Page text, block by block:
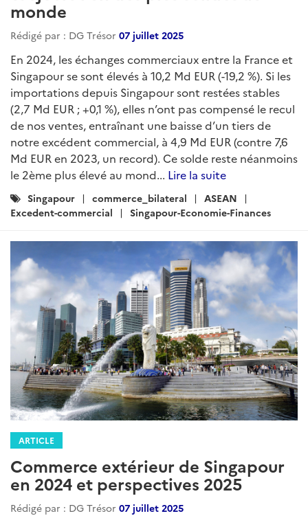
monde
Rédigé par : DG Trésor 07 juillet 2025
En 2024, les échanges commerciaux entre la France et
Singapour se sont élevés à 10,2 Md EUR (-19,2 %). Si les
importations depuis Singapour sont restées stables
(2,7 Md EUR ; +0,1 %), elles n’ont pas compensé le recul
de nos ventes, entraînant une baisse d’un tiers de
notre excédent commercial, à 4,9 Md EUR (contre 7,6
Md EUR en 2023, un record). Ce solde reste néanmoins
le 2ème plus élevé au mond... Lire la suite
Catégories
:
Singapour commerce_bilateral
ASEAN
Excedent-commercial
Singapour-Economie-Finances
ARTICLE
Commerce extérieur de Singapour
en 2024 et perspectives 2025
Rédigé par : DG Trésor 07 juillet 2025